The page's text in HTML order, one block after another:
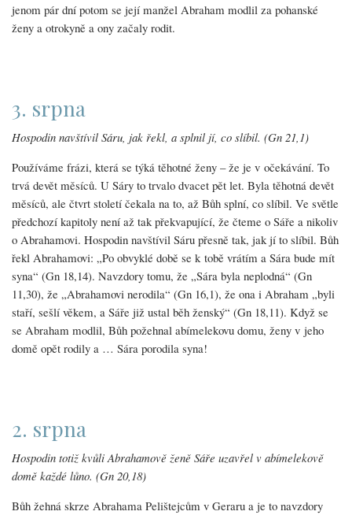
jenom pár dní potom se její manžel Abraham modlil za pohanské
ženy a otrokyně a ony začaly rodit.
3. srpna
Hospodin navštívil Sáru, jak řekl, a splnil jí, co slíbil. (Gn 21,1)
Používáme frázi, která se týká těhotné ženy – že je v očekávání. To
trvá devět měsíců. U Sáry to trvalo dvacet pět let. Byla těhotná devět
měsíců, ale čtvrt století čekala na to, až Bůh splní, co slíbil. Ve světle
předchozí kapitoly není až tak překvapující, že čteme o Sáře a nikoliv
o Abrahamovi. Hospodin navštívil Sáru přesně tak, jak jí to slíbil. Bůh
řekl Abrahamovi: „Po obvyklé době se k tobě vrátím a Sára bude mít
syna“ (Gn 18,14). Navzdory tomu, že „Sára byla neplodná“ (Gn
11,30), že „Abrahamovi nerodila“ (Gn 16,1), že ona i Abraham „byli
staří, sešlí věkem, a Sáře již ustal běh ženský“ (Gn 18,11). Když se
se Abraham modlil, Bůh požehnal abímelekovu domu, ženy v jeho
domě opět rodily a … Sára porodila syna!
2. srpna
Hospodin totiž kvůli Abrahamově ženě Sáře uzavřel v abímelekově
domě každé lůno. (Gn 20,18)
Bůh žehná skrze Abrahama Pelištejcům v Geraru a je to navzdory